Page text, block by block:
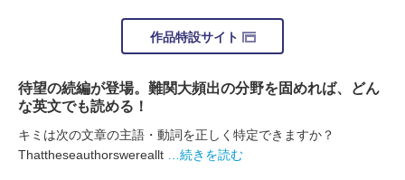
作品特設サイト
待望の続編が登場。難関大頻出の分野を固めれば、どん
な英文でも読める！
キミは次の文章の主語・動詞を正しく特定できますか？
Thattheseauthorswereallt
…続きを読む